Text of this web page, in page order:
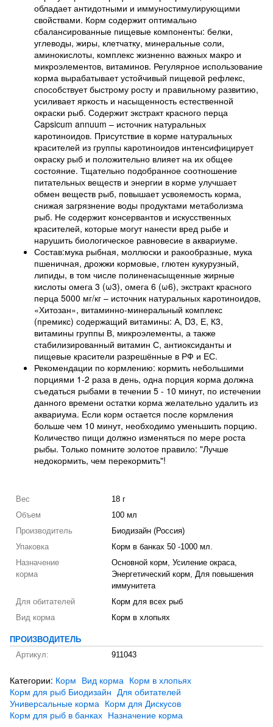
обладает антидотными и иммуностимулирующими
свойствами. Корм содержит оптимально
сбалансированные пищевые компоненты: белки,
углеводы, жиры, клетчатку, минеральные соли,
аминокислоты, комплекс жизненно важных макро и
микроэлементов, витаминов. Регулярное использование
корма вырабатывает устойчивый пищевой рефлекс,
способствует быстрому росту и правильному развитию,
усиливает яркость и насыщенность естественной
окраски рыб. Содержит экстракт красного перца
Capsicum annuum – источник натуральных
каротиноидов. Присутствие в корме натуральных
красителей из группы каротиноидов интенсифицирует
окраску рыб и положительно влияет на их общее
состояние. Тщательно подобранное соотношение
питательных веществ и энергии в корме улучшает
обмен веществ рыб, повышает усвояемость корма,
снижая загрязнение воды продуктами метаболизма
рыб. Не содержит консервантов и искусственных
красителей, которые могут нанести вред рыбе и
нарушить биологическое равновесие в аквариуме.
Состав:мука рыбная, моллюски и ракообразные, мука
пшеничная, дрожжи кормовые, глютен кукурузный,
липиды, в том числе полиненасыщенные жирные
кислоты омега 3 (ω3), омега 6 (ω6), экстракт красного
перца 5000 мг/кг – источник натуральных каротиноидов,
«Хитозан», витаминно-минеральный комплекс
(премикс) содержащий витамины: А, D3, Е, К3,
витамины группы В, микроэлементы, а также
стабилизированный витамин С, антиоксиданты и
пищевые красители разрешённые в РФ и ЕС.
Рекомендации по кормлению: кормить небольшими
порциями 1-2 раза в день, одна порция корма должна
съедаться рыбами в течении 5 - 10 минут, по истечении
данного времени остатки корма желательно удалить из
аквариума. Если корм остается после кормления
больше чем 10 минут, необходимо уменьшить порцию.
Количество пищи должно изменяться по мере роста
рыбы. Только помните золотое правило: "Лучше
недокормить, чем перекормить"!
Вес
18 г
Объем
100 мл
Производитель
Биодизайн (Россия)
Упаковка
Корм в банках 50 -1000 мл.
Назначение
корма
Основной корм, Усиление окраса,
Энергетический корм, Для повышения
иммунитета
Для обитателей
Корм для всех рыб
Вид корма
Корм в хлопьях
ПРОИЗВОДИТЕЛЬ
Артикул:
911043
Категории: Корм Вид корма Корм в хлопьях
Корм для рыб Биодизайн Для обитателей
Универсальные корма Корм для Дискусов
Корм для рыб в банках Назначение корма